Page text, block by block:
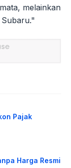
melainkan
Pajak
Harga Resmi